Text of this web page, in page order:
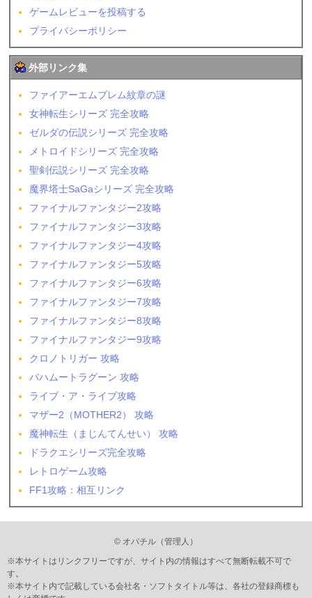
ゲームレビューを投稿する
プライバシーポリシー
外部リンク集
ファイアーエムブレム紋章の謎
女神転生シリーズ 完全攻略
ゼルダの伝説シリーズ 完全攻略
メトロイドシリーズ 完全攻略
聖剣伝説シリーズ 完全攻略
魔界塔士SaGaシリーズ 完全攻略
ファイナルファンタジー2攻略
ファイナルファンタジー3攻略
ファイナルファンタジー4攻略
ファイナルファンタジー5攻略
ファイナルファンタジー6攻略
ファイナルファンタジー7攻略
ファイナルファンタジー8攻略
ファイナルファンタジー9攻略
クロノトリガー 攻略
バハムートラグーン 攻略
ライブ・ア・ライブ攻略
マザー2（MOTHER2） 攻略
魔神転生（まじんてんせい） 攻略
ドラクエシリーズ完全攻略
レトロゲーム攻略
FF1攻略：相互リンク
© オパチル（管理人）
※本サイトはリンクフリーですが、サイト内の情報はすべて無断転載不可で
す。
※本サイト内で記載している会社名・ソフトタイトル等は、各社の登録商標も